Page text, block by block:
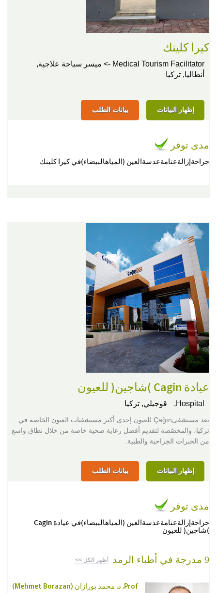
كيرا كلينك
Medical Tourism Facilitator -> ميسر سياحة علاجية,
أنطاليا, تركيا
إظهار البيانات بيانات الطلب
مدى توفر
جراحةإزالةعتامةعدسةالعين (المياهالبيضاء)في كيرا كلينك
عيادة Cagin )شاجين( للعيون
Hospital, قوجيلي, تركيا
تعد مستشفىÇağın للعيون إحدى أكبر مستشفيات العيون الخاصة في
تركيا، والمخصّصة لتقديم أفضل رعاية صحية خاصة من خلال نطاق واسع
من الخبرات الجراحية والطبية.
إظهار البيانات بيانات الطلب
مدى توفر
جراحةإزالةعتامةعدسةالعين (المياهالبيضاء)في عيادة Cagin
)شاجين( للعيون
9 مدرجة في أطباء الرمد أظهر الكل >>
Prof. د. محمد بورازان (Mehmet Borazan)